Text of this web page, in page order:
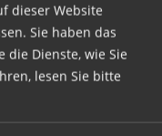
Benutzernamen
dieser Website
Sie haben das
die Dienste, wie Sie
lesen Sie bitte